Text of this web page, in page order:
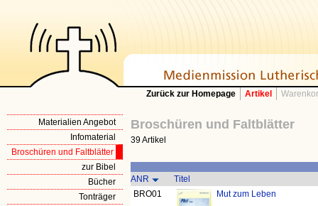
Zurück zur Homepage Artikel
Materialien Angebot
Infomaterial
Broschüren und Faltblätter
zur Bibel
Bücher
Tonträger
Broschüren und Faltblätter
39 Artikel
ANR
Titel
BRO01
Mut zum Leben